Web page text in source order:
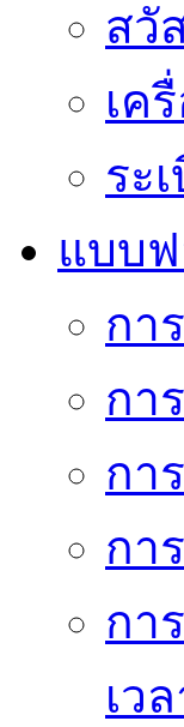
สวั
เค
ระ
แบบ
กา
กา
กา
กา
กา
เว